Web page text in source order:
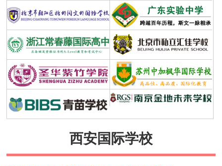
就读西安外国语学校面试的注意事项 06-30
读西安国际初中的利弊 06-30
西安国际小学给孩子良好的语言环境 06-29
西安国际高中有哪些？
西安交通大学苏州附属中学 03-31
陕西国际高中学校课程设置 11-25
陕西国际高中学校办学优势
西安国际学校